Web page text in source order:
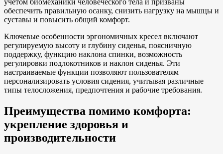
обеспечить правильную осанку, снизить нагрузку на мышцы и
суставы и повысить общий комфорт.
Ключевые особенности эргономичных кресел включают
регулируемую высоту и глубину сиденья, поясничную
поддержку, функцию наклона спинки, возможность
регулировки подлокотников и наклон сиденья. Эти
настраиваемые функции позволяют пользователям
персонализировать условия сидения, учитывая различные
типы телосложения, предпочтения и рабочие требования.
Преимущества помимо комфорта:
укрепление здоровья и
производительности